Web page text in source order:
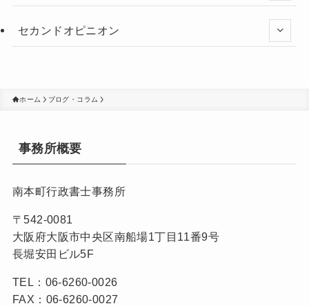
セカンドオピニオン
ホーム ブログ・コラム
事務所概要
南本町行政書士事務所
〒542-0081
大阪府大阪市中央区南船場1丁目11番9号
長堀安田ビル5F
TEL：06-6260-0026
FAX：06-6260-0027